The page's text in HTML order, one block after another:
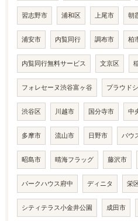
習志野市 浦和区 上尾市 朝
浦安市 内覧同行 調布市 柏
内覧同行無料サービス 文京区
フォレセーヌ渋谷富ヶ谷 プラウド
渋谷区 川越市 国分寺市 中
多摩市 流山市 日野市 バウ
昭島市 晴海フラッグ 藤沢市
パークハウス府中 ディニタ 栄
シティテラス小金井公園 成田市